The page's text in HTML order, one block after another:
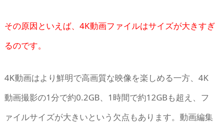
その原因といえば、4K動画ファイルはサイズが大きすぎ
るのです。
4K動画はより鮮明で高画質な映像を楽しめる一方、4K
動画撮影の1分で約0.2GB、1時間で約12GBも超え、フ
ァイルサイズが大きいという欠点もあります。動画編集